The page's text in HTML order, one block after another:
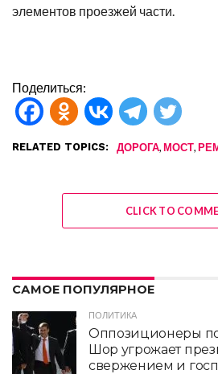
элементов проезжей части.
Поделиться:
RELATED TOPICS: ДОРОГА, МОСТ,
CLICK TO
САМОЕ ПОПУЛЯРНОЕ
ПОЛИТИКА
Оппозиционеры
Шор угрожает
свержением и